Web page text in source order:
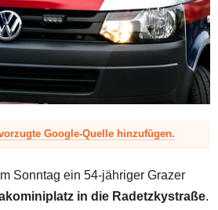
Google-Quelle hinzufügen.
Sonntag ein 54-jähriger Grazer
in die Radetzkystraße.